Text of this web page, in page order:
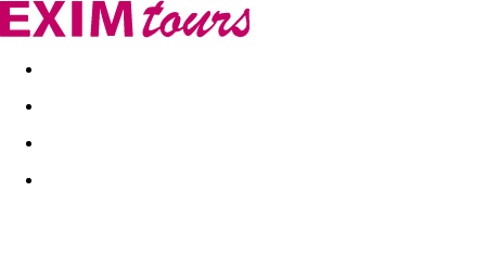
Akční nabídky Last minute